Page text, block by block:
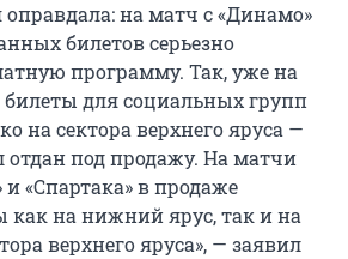
оправдала: на матч с «Динамо»
билетов серьезно
программу. Так, уже на
билеты для социальных групп
на сектора верхнего яруса —
под продажу. На матчи
«Спартака» в продаже
как на нижний ярус, так и на
верхнего яруса», — заявил